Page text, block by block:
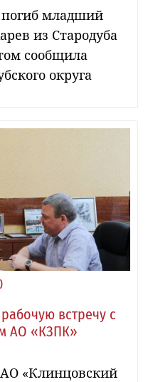
младший
из Стародуба
сообщила
округа
встречу с
АО «КЗПК»
«Клинцовский